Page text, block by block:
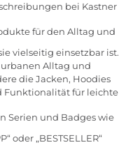
bei Kastner
für den Alltag und
vielseitig einsetzbar ist.
Alltag und
die Jacken, Hoodies
Funktionalität für leichte
Serien und Badges wie
oder „BESTSELLER“